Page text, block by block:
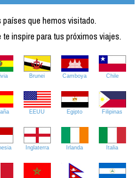
que hemos visitado.
inspire para tus próximos viajes.
Brunei Camboya Chile
EEUU Egipto Filipinas
Inglaterra Irlanda Italia